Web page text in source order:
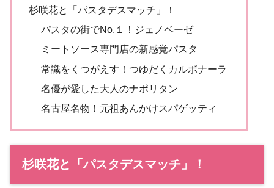
杉咲花と「パスタデスマッチ」！
パスタの街でNo.１！ジェノベーゼ
ミートソース専門店の新感覚パスタ
常識をくつがえす！つゆだくカルボナーラ
名優が愛した大人のナポリタン
名古屋名物！元祖あんかけスパゲッティ
杉咲花と「パスタデスマッチ」！